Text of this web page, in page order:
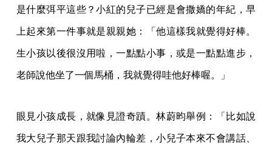
是什麼弭平這些？小紅的兒子已經是會撒嬌的年紀，早
上起來第一件事就是親親她：「他這樣我就覺得好棒。
生小孩以後很沒用啦，一點點小事，或是一點點進步，
老師說他坐了一個馬桶，我就覺得哇他好棒喔。」
眼見小孩成長，就像見證奇蹟。林蔚昀舉例：「比如說
我大兒子那天跟我討論內輪差，小兒子本來不會講話、